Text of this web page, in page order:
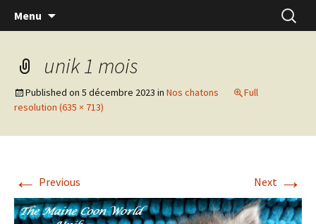
Menu
unik 1 mois
Published on 5 décembre 2023 in Nos chatons
Full
resolution (635 × 713)
← Previous Next →